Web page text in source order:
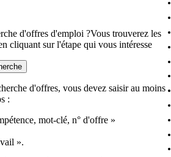
d'offres d'emploi ?Vous trouverez les
cliquant sur l'étape qui vous intéresse
d'offres, vous devez saisir au moins
:
mot-clé, n° d'offre »
».